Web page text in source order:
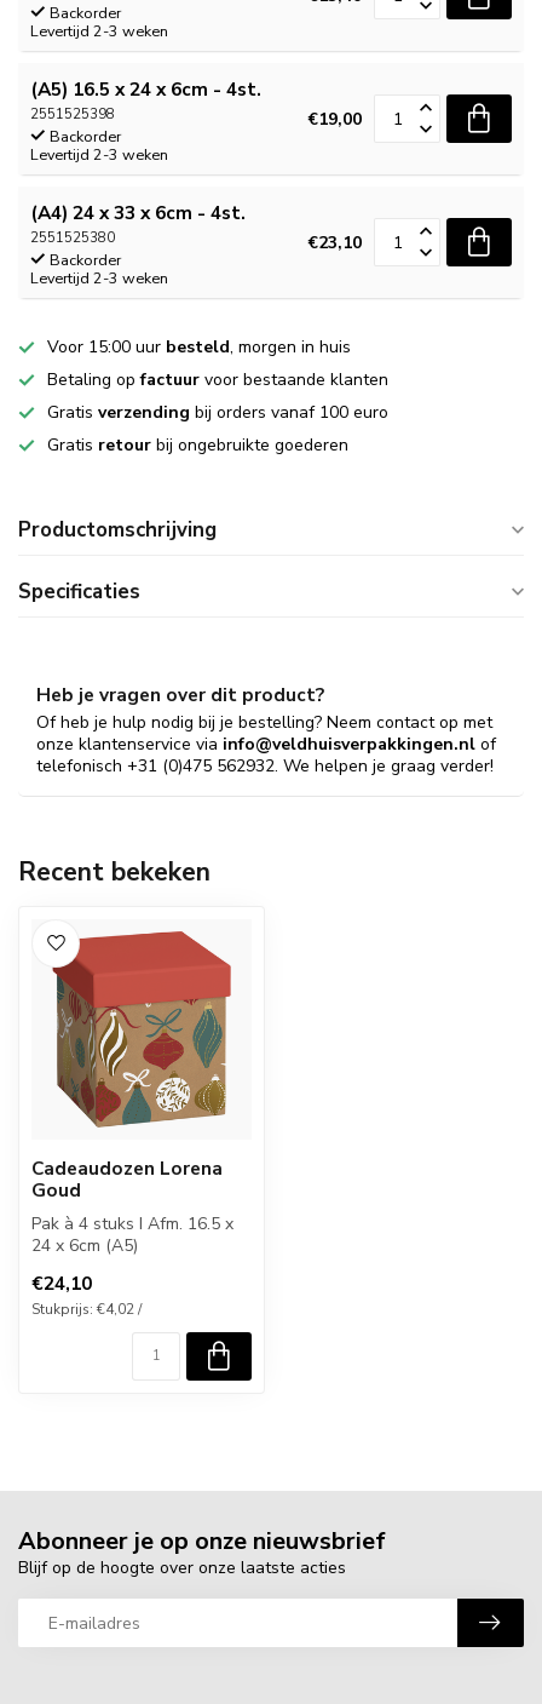
Backorder
Levertijd 2-3 weken
(A5) 16.5 x 24 x 6cm - 4st.
2551525398
Backorder
Levertijd 2-3 weken
€19,00
(A4) 24 x 33 x 6cm - 4st.
2551525380
Backorder
Levertijd 2-3 weken
€23,10
Voor 15:00 uur besteld, morgen in huis
Betaling opfactuur voor bestaande klanten
Gratis verzending bij orders vanaf 100 euro
Gratis retour bij ongebruikte goederen
Productomschrijving
Specificaties
Heb je vragen over dit product?
Of heb je hulp nodig bij je bestelling? Neem contact op met
onze klantenservice via info@veldhuisverpakkingen.nl of
telefonisch +31 (0)475 562932. We helpen je graag verder!
Recent bekeken
Cadeaudozen Lorena
Goud
Pak à 4 stuks I Afm. 16.5 x
24 x 6cm (A5)
€24,10
Stukprijs: €4,02 /
Abonneer je op onze nieuwsbrief
Blijf op de hoogte over onze laatste acties